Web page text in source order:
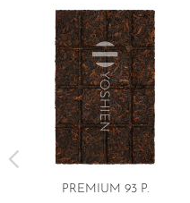
PREMIUM 93 P.